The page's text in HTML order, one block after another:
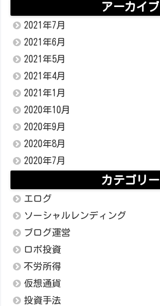
アーカイブ
2021年7月
2021年6月
2021年5月
2021年4月
2021年1月
2020年10月
2020年9月
2020年8月
2020年7月
カテゴリー
エログ
ソーシャルレンディング
ブログ運営
ロボ投資
不労所得
仮想通貨
投資手法